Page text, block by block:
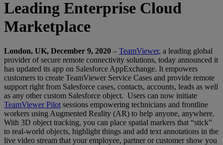
Leading Enterprise Cloud
Marketplace
London, UK, December 9, 2020 – TeamViewer, a leading global
provider of secure remote connectivity solutions, today announced it
has updated its app on Salesforce AppExchange. It empowers
customers to create TeamViewer Service Cases and provide remote
support right from Salesforce cases, contacts, accounts, leads as well
as any other custom Salesforce object. Users can now initiate
TeamViewer Pilot sessions empowering technicians and frontline
workers using Augmented Reality (AR) to help anyone, anywhere.
With 3D object tracking, you can place spatial markers that “stick”
to real-world objects, highlight things and add text annotations in the
live video stream that your employee, partner or customer show you